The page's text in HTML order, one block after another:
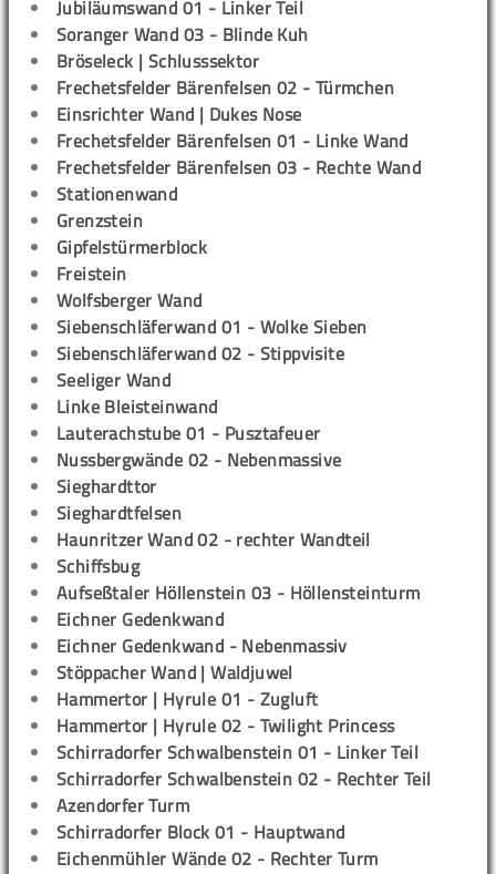
Jubiläumswand 01 - Linker Teil
Soranger Wand 03 - Blinde Kuh
Bröseleck | Schlusssektor
Frechetsfelder Bärenfelsen 02 - Türmchen
Einsrichter Wand | Dukes Nose
Frechetsfelder Bärenfelsen 01 - Linke Wand
Frechetsfelder Bärenfelsen 03 - Rechte Wand
Stationenwand
Grenzstein
Gipfelstürmerblock
Freistein
Wolfsberger Wand
Siebenschläferwand 01 - Wolke Sieben
Siebenschläferwand 02 - Stippvisite
Seeliger Wand
Linke Bleisteinwand
Lauterachstube 01 - Pusztafeuer
Nussbergwände 02 - Nebenmassive
Sieghardttor
Sieghardtfelsen
Haunritzer Wand 02 - rechter Wandteil
Schiffsbug
Aufseßtaler Höllenstein 03 - Höllensteinturm
Eichner Gedenkwand
Eichner Gedenkwand - Nebenmassiv
Stöppacher Wand | Waldjuwel
Hammertor | Hyrule 01 - Zugluft
Hammertor | Hyrule 02 - Twilight Princess
Schirradorfer Schwalbenstein 01 - Linker Teil
Schirradorfer Schwalbenstein 02 - Rechter Teil
Azendorfer Turm
Schirradorfer Block 01 - Hauptwand
Eichenmühler Wände 02 - Rechter Turm